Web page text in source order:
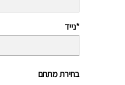
נייד*
בחירת מתחם